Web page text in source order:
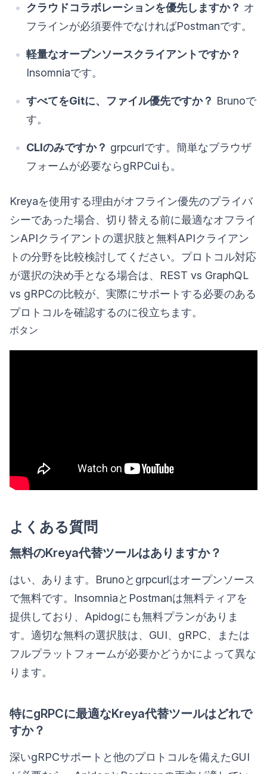
クラウドコラボレーションを優先しますか？ オ
フラインが必須要件でなければPostmanです。
軽量なオープンソースクライアントですか？
Insomniaです。
すべてをGitに、ファイル優先ですか？ Brunoで
す。
CLIのみですか？ grpcurlです。簡単なブラウザ
フォームが必要ならgRPCuiも。
Kreyaを使用する理由がオフライン優先のプライバ
シーであった場合、切り替える前に最適なオフライ
ンAPIクライアントの選択肢と無料APIクライアン
トの分野を比較検討してください。プロトコル対応
が選択の決め手となる場合は、REST vs GraphQL
vs gRPCの比較が、実際にサポートする必要のある
プロトコルを確認するのに役立ちます。
ボタン
よくある質問
無料のKreya代替ツールはありますか？
はい、あります。Brunoとgrpcurlはオープンソース
で無料です。InsomniaとPostmanは無料ティアを
提供しており、Apidogにも無料プランがありま
す。適切な無料の選択肢は、GUI、gRPC、または
フルプラットフォームが必要かどうかによって異な
ります。
特にgRPCに最適なKreya代替ツールはどれで
すか？
深いgRPCサポートと他のプロトコルを備えたGUI